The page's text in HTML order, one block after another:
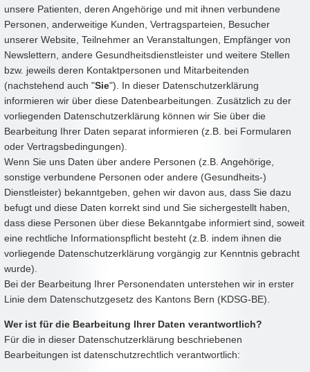
unsere Patienten, deren Angehörige und mit ihnen verbundene
Personen, anderweitige Kunden, Vertragsparteien, Besucher
unserer Website, Teilnehmer an Veranstaltungen, Empfänger von
Newslettern, andere Gesundheitsdienstleister und weitere Stellen
bzw. jeweils deren Kontaktpersonen und Mitarbeitenden
(nachstehend auch "Sie"). In dieser Datenschutzerklärung
informieren wir über diese Datenbearbeitungen. Zusätzlich zu der
vorliegenden Datenschutzerklärung können wir Sie über die
Bearbeitung Ihrer Daten separat informieren (z.B. bei Formularen
oder Vertragsbedingungen).
Wenn Sie uns Daten über andere Personen (z.B. Angehörige,
sonstige verbundene Personen oder andere (Gesundheits-)
Dienstleister) bekanntgeben, gehen wir davon aus, dass Sie dazu
befugt und diese Daten korrekt sind und Sie sichergestellt haben,
dass diese Personen über diese Bekanntgabe informiert sind, soweit
eine rechtliche Informationspflicht besteht (z.B. indem ihnen die
vorliegende Datenschutzerklärung vorgängig zur Kenntnis gebracht
wurde).
Bei der Bearbeitung Ihrer Personendaten unterstehen wir in erster
Linie dem Datenschutzgesetz des Kantons Bern (KDSG-BE).
Wer ist für die Bearbeitung Ihrer Daten verantwortlich?
Für die in dieser Datenschutzerklärung beschriebenen
Bearbeitungen ist datenschutzrechtlich verantwortlich: